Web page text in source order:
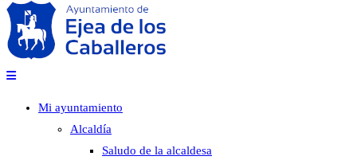
Mi ayuntamiento
Alcaldía
Saludo de la alcaldesa